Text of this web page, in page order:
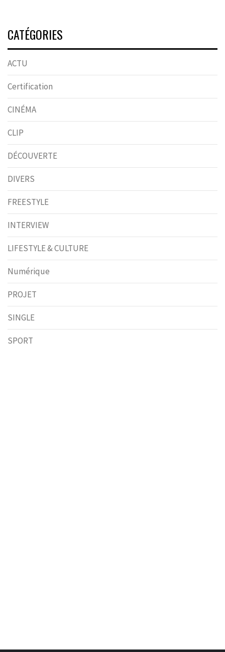
CATÉGORIES
ACTU
Certification
CINÉMA
CLIP
DÉCOUVERTE
DIVERS
FREESTYLE
INTERVIEW
LIFESTYLE & CULTURE
Numérique
PROJET
SINGLE
SPORT